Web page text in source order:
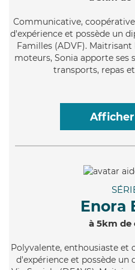
Communicative,
d'expérience et possède un
Familles (ADVF).
moteurs, Sonia apporte ses
transports, repas
Enora
à 5km de
Polyvalente, enthousiaste et
d'expérience et possède un